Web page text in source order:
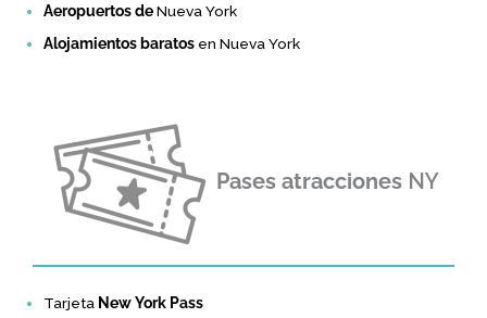
Aeropuertos deNueva York
Alojamientos baratos en Nueva York
Pases atracciones NY
Tarjeta New York Pass